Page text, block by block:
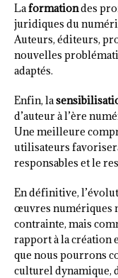
Laformationdes
juridiques du
Auteurs, éditeurs,
nouvelles
adaptés.
Enfin, la
d’auteur à l’ère
Une meilleure
utilisateurs
responsables et le
En définitive,
œuvres numériques
contrainte, mais
rapport à la création
que nous pourrons
culturel dynamique,